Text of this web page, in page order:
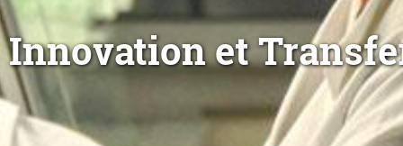
Innovation et